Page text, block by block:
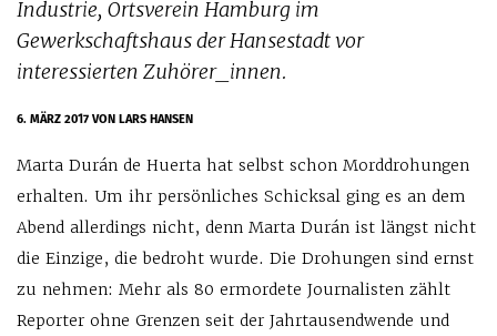
Industrie, Ortsverein Hamburg im
Gewerkschaftshaus der Hansestadt vor
interessierten Zuhörer_innen.
6. MÄRZ 2017VON LARS HANSEN
Marta Durán de Huerta hat selbst schon Morddrohungen
erhalten. Um ihr persönliches Schicksal ging es an dem
Abend allerdings nicht, denn Marta Durán ist längst nicht
die Einzige, die bedroht wurde. Die Drohungen sind ernst
zu nehmen: Mehr als 80 ermordete Journalisten zählt
Reporter ohne Grenzen seit der Jahrtausendwende und